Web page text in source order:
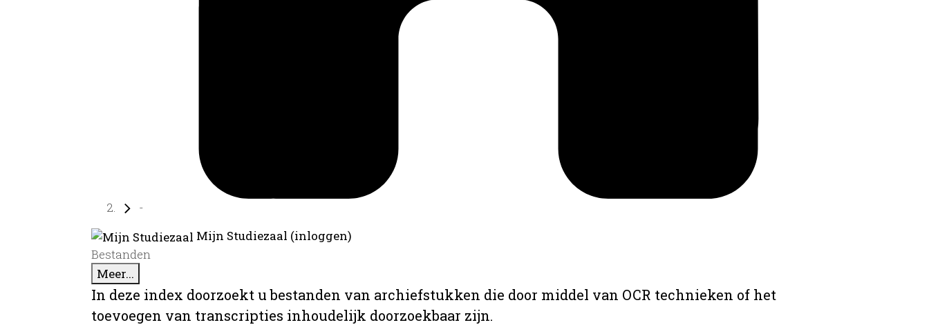
-
Mijn Studiezaal (inloggen)
Bestanden
Meer...
In deze index doorzoekt u bestanden van archiefstukken die door middel van OCR technieken of het
toevoegen van transcripties inhoudelijk doorzoekbaar zijn.